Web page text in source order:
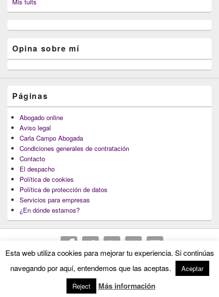
Opina sobre mí
Páginas
Abogado online
Aviso legal
Carla Campo Abogada
Condiciones generales de contratación
Contacto
El despacho
Política de cookies
Política de protección de datos
Servicios para empresas
¿En dónde estamos?
Reservados.
Theme: Catch Box byCatch Themes
Esta web utiliza cookies para mejorar tu experiencia. Si continúas
navegando por aquí, entendemos que las aceptas.
Aceptar
Reject
Más información